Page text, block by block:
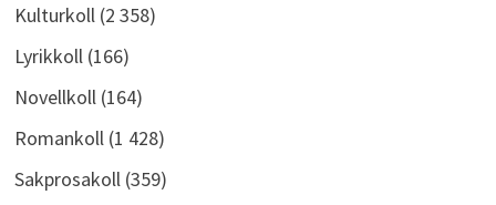
Kulturkoll(2 358)
Lyrikkoll(166)
Novellkoll(164)
Romankoll(1 428)
Sakprosakoll(359)